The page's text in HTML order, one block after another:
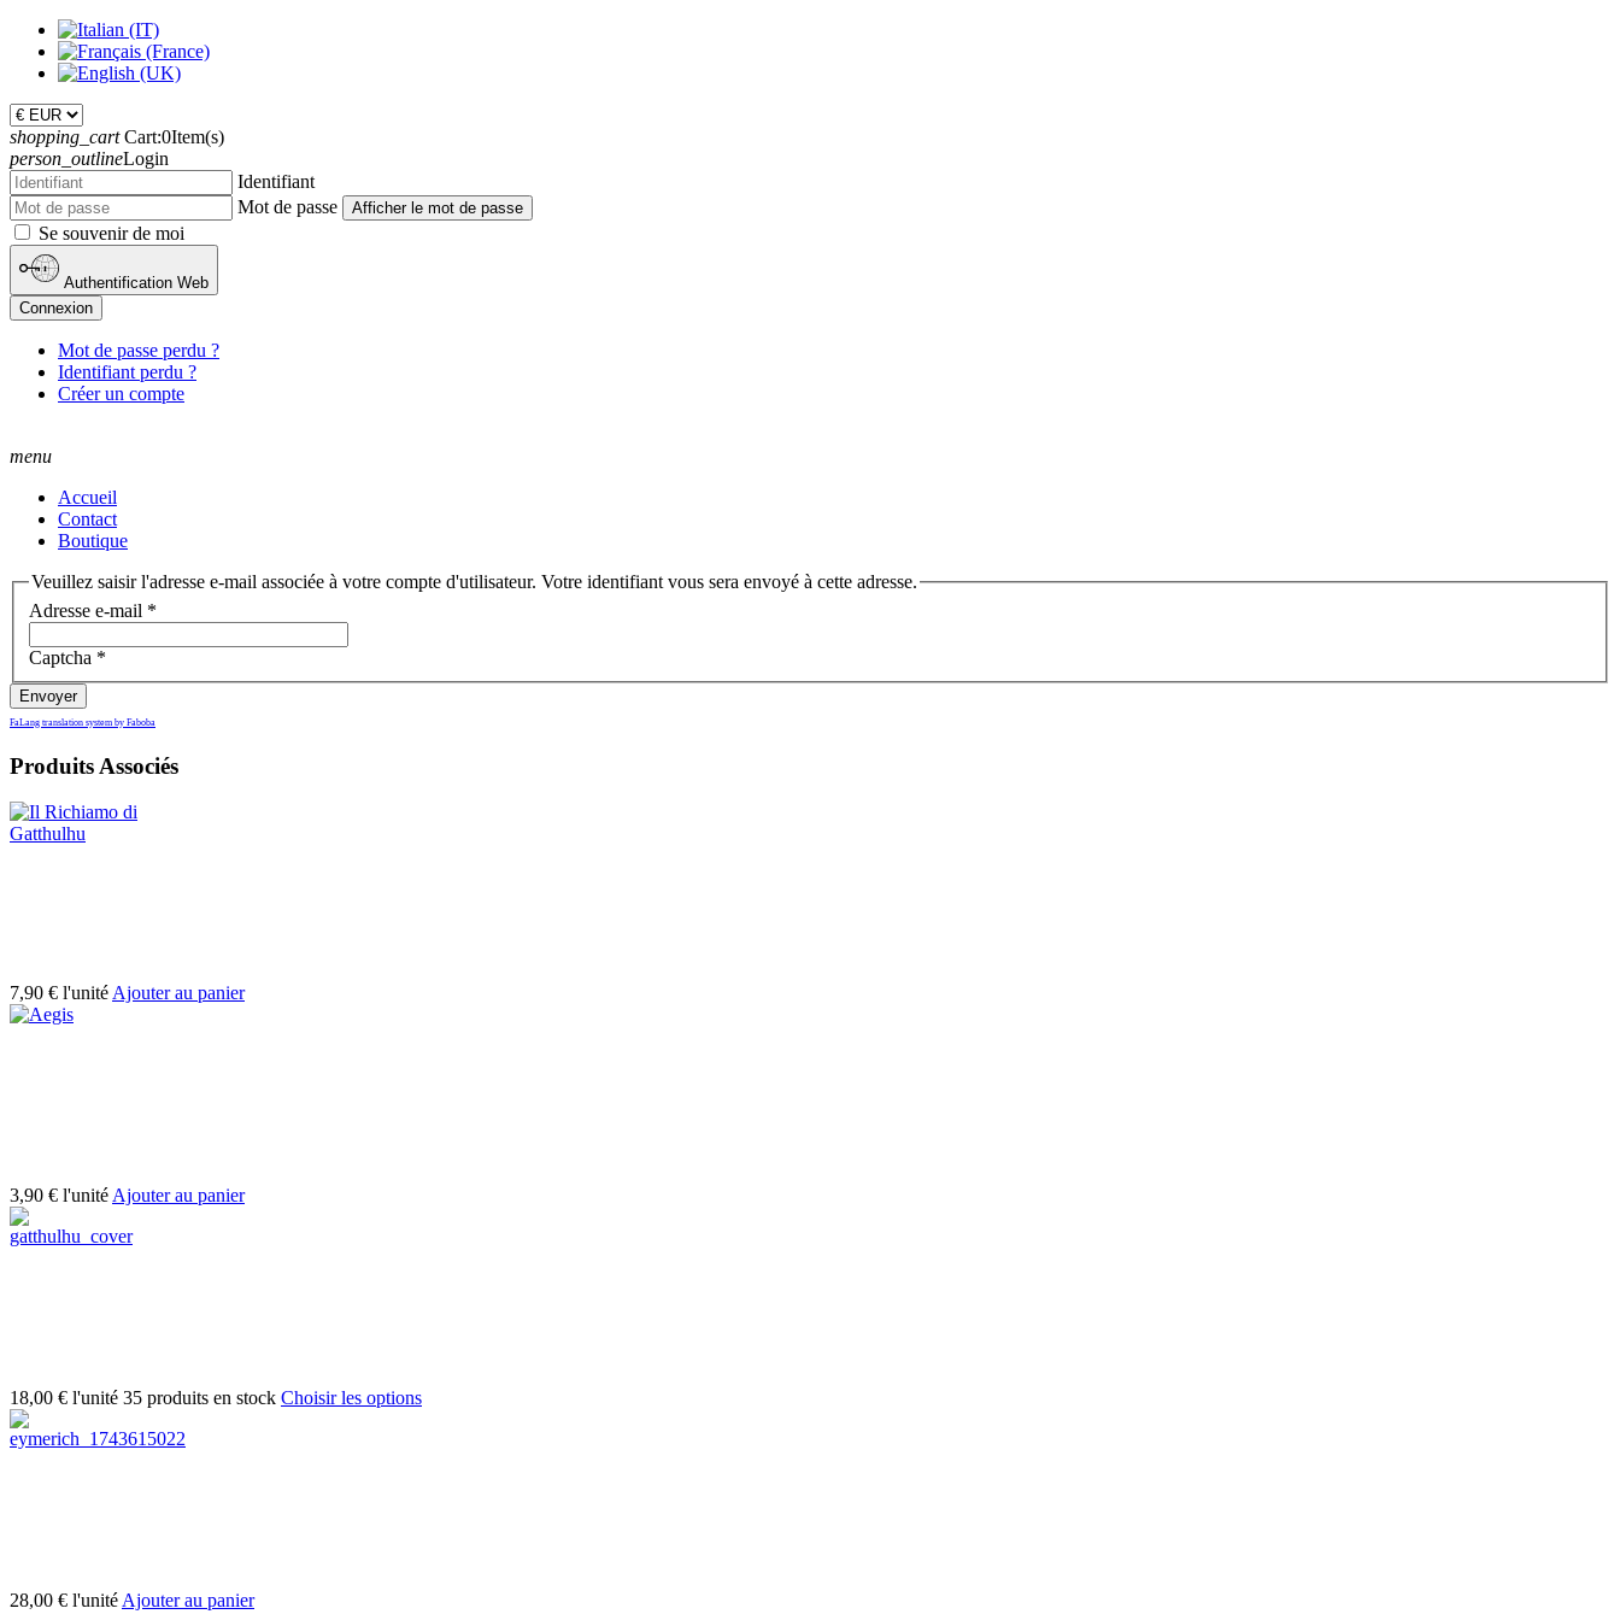
shopping_cart Cart:0Item(s)
person_outlineLogin
Identifiant
Mot de passe
Afficher le mot de passe
Se souvenir de moi
Authentification Web
Connexion
Mot de passe perdu ?
Identifiant perdu ?
Créer un compte
menu
Accueil
Contact
Boutique
Veuillez saisir l'adresse e-mail associée à votre compte d'utilisateur. Votre identifiant vous sera envoyé à cette adresse.
Adresse e-mail *
Captcha *
Envoyer
FaLang translation system by Faboba
Produits Associés
7,90 € l'unité Ajouter au panier
3,90 € l'unité Ajouter au panier
18,00 € l'unité 35 produits en stock Choisir les options
28,00 € l'unité Ajouter au panier